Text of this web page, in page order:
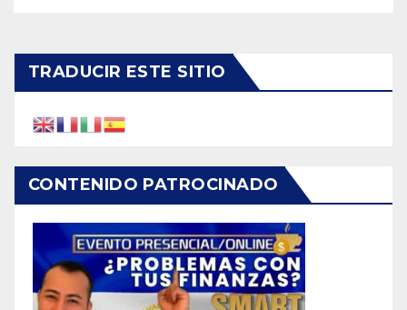
TRADUCIR ESTE SITIO
CONTENIDO PATROCINADO